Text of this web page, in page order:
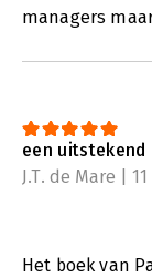
managers
een
J.T. de Mare |
Het boek van